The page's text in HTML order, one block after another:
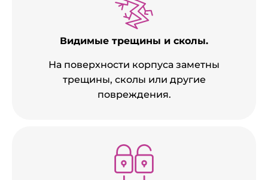
Видимые трещины и сколы.
На поверхности корпуса заметны
трещины, сколы или другие
повреждения.